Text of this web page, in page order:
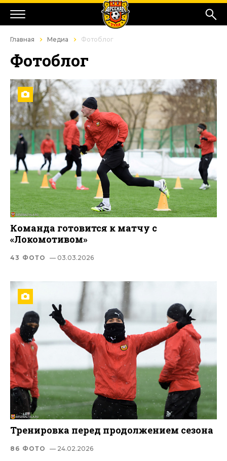
Главная Медиа Фотоблог
Фотоблог
Команда готовится к матчу с
«Локомотивом»
43 ФОТО — 03.03.2026
Тренировка перед продолжением сезона
86 ФОТО — 24.02.2026